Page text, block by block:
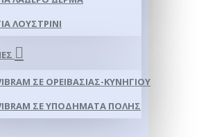
ΛΟΥΣΤΡΊΝΙ
ΣΕ ΟΡΕΙΒΑΣΊΑΣ-ΚΥΝΗΓΊΟΥ
ΣΕ ΥΠΟΔΉΜΑΤΑ ΠΌΛΗΣ